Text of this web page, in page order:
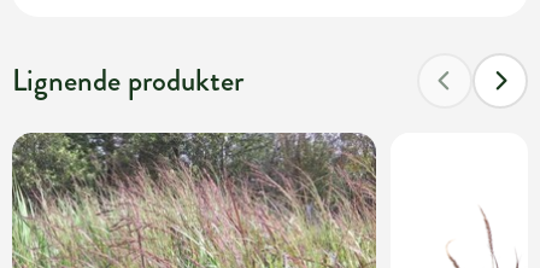
Lignende produkter